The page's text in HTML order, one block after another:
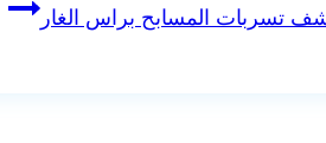
تسربات المسابح براس الغار